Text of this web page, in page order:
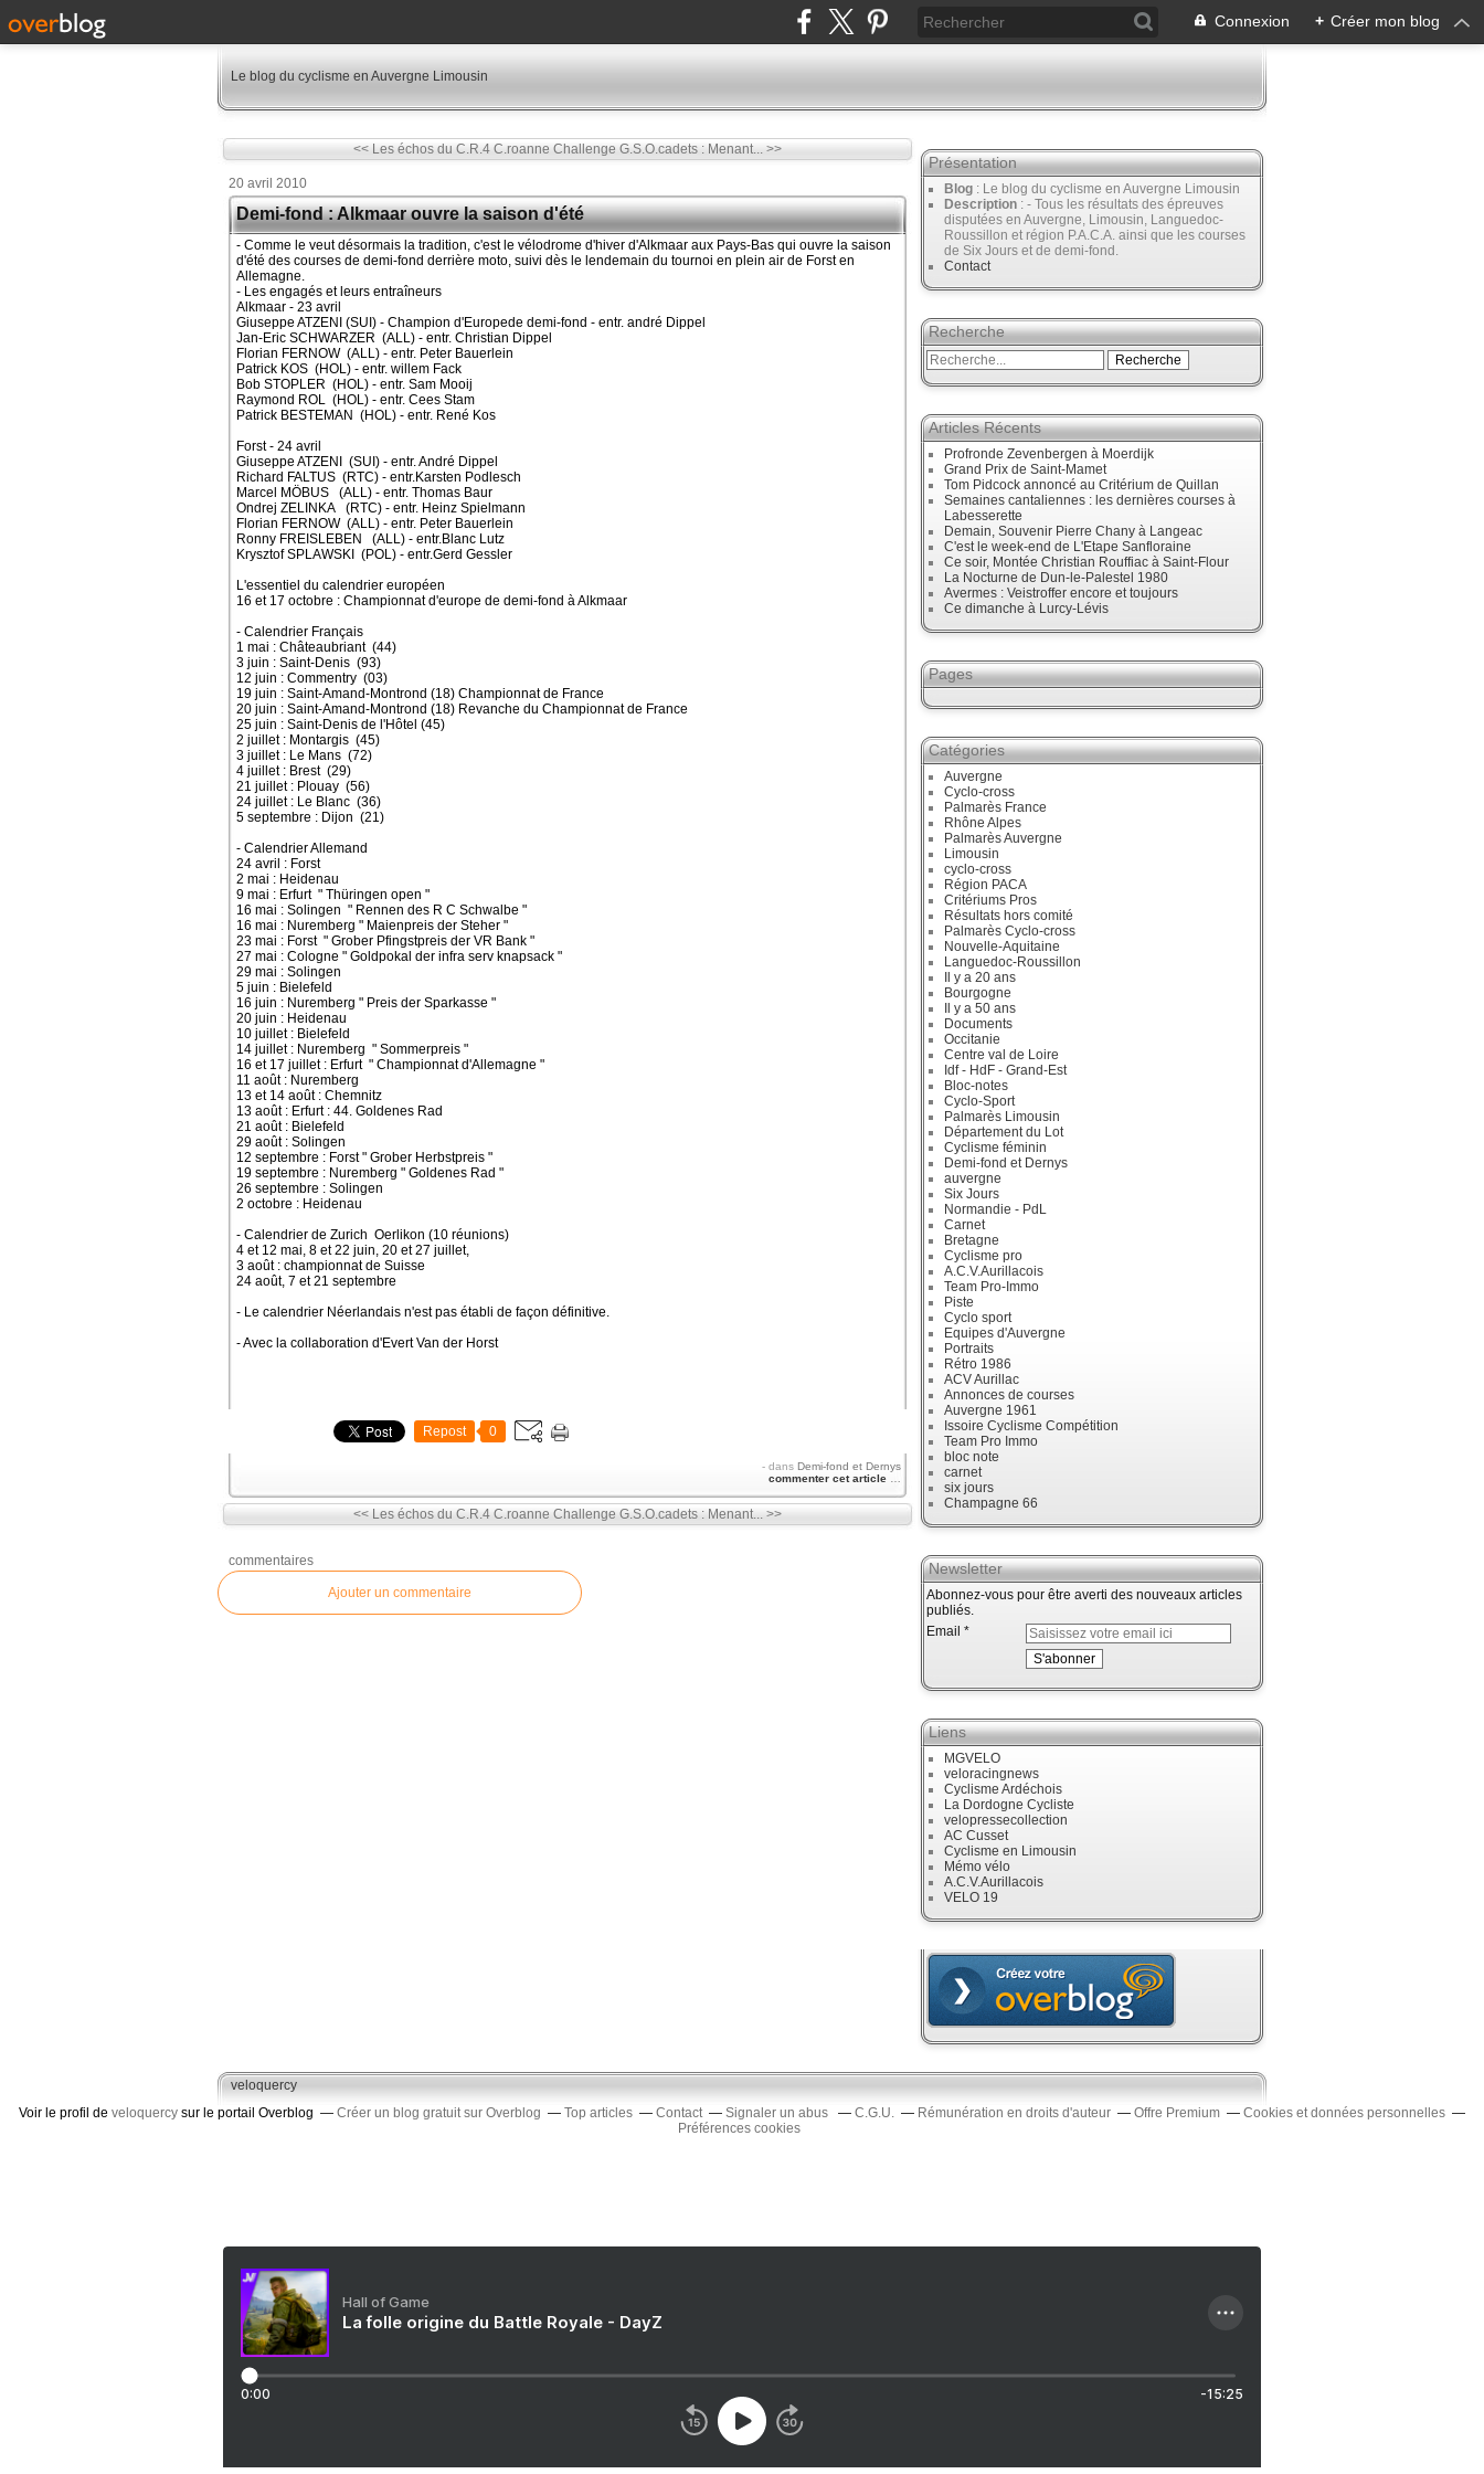
Connexion + Créer mon blog
Le blog du cyclisme en Auvergne Limousin
<< Les échos du C.R.4 C.roanne Challenge G.S.O.cadets : Menant... >>
20 avril 2010
Demi-fond : Alkmaar ouvre la saison d'été
- Comme le veut désormais la tradition, c'est le vélodrome d'hiver d'Alkmaar aux Pays-Bas qui ouvre la saison
d'été des courses de demi-fond derrière moto, suivi dès le lendemain du tournoi en plein air de Forst en
Allemagne.
- Les engagés et leurs entraîneurs
Alkmaar - 23 avril
Giuseppe ATZENI (SUI) - Champion d'Europede demi-fond - entr. andré Dippel
Jan-Eric SCHWARZER (ALL) - entr. Christian Dippel
Florian FERNOW (ALL) - entr. Peter Bauerlein
Patrick KOS (HOL) - entr. willem Fack
Bob STOPLER (HOL) - entr. Sam Mooij
Raymond ROL (HOL) - entr. Cees Stam
Patrick BESTEMAN (HOL) - entr. René Kos
Forst - 24 avril
Giuseppe ATZENI (SUI) - entr. André Dippel
Richard FALTUS (RTC) - entr.Karsten Podlesch
Marcel MÖBUS (ALL) - entr. Thomas Baur
Ondrej ZELINKA (RTC) - entr. Heinz Spielmann
Florian FERNOW (ALL) - entr. Peter Bauerlein
Ronny FREISLEBEN (ALL) - entr.Blanc Lutz
Krysztof SPLAWSKI (POL) - entr.Gerd Gessler
L'essentiel du calendrier européen
16 et 17 octobre : Championnat d'europe de demi-fond à Alkmaar
- Calendrier Français
1 mai : Châteaubriant (44)
3 juin : Saint-Denis (93)
12 juin : Commentry (03)
19 juin : Saint-Amand-Montrond (18) Championnat de France
20 juin : Saint-Amand-Montrond (18) Revanche du Championnat de France
25 juin : Saint-Denis de l'Hôtel (45)
2 juillet : Montargis (45)
3 juillet : Le Mans (72)
4 juillet : Brest (29)
21 juillet : Plouay (56)
24 juillet : Le Blanc (36)
5 septembre : Dijon (21)
- Calendrier Allemand
24 avril : Forst
2 mai : Heidenau
9 mai : Erfurt " Thüringen open "
16 mai : Solingen " Rennen des R C Schwalbe "
16 mai : Nuremberg " Maienpreis der Steher "
23 mai : Forst " Grober Pfingstpreis der VR Bank "
27 mai : Cologne " Goldpokal der infra serv knapsack "
29 mai : Solingen
5 juin : Bielefeld
16 juin : Nuremberg " Preis der Sparkasse "
20 juin : Heidenau
10 juillet : Bielefeld
14 juillet : Nuremberg " Sommerpreis "
16 et 17 juillet : Erfurt " Championnat d'Allemagne "
11 août : Nuremberg
13 et 14 août : Chemnitz
13 août : Erfurt : 44. Goldenes Rad
21 août : Bielefeld
29 août : Solingen
12 septembre : Forst " Grober Herbstpreis "
19 septembre : Nuremberg " Goldenes Rad "
26 septembre : Solingen
2 octobre : Heidenau
- Calendrier de Zurich Oerlikon (10 réunions)
4 et 12 mai, 8 et 22 juin, 20 et 27 juillet,
3 août : championnat de Suisse
24 août, 7 et 21 septembre
- Le calendrier Néerlandais n'est pas établi de façon définitive.
- Avec la collaboration d'Evert Van der Horst
Repost 0
- dans Demi-fond et Dernys
commenter cet article
<< Les échos du C.R.4 C.roanne Challenge G.S.O.cadets : Menant... >>
commentaires
Ajouter un commentaire
Présentation
Blog : Le blog du cyclisme en Auvergne Limousin
Description : - Tous les résultats des épreuves
disputées en Auvergne, Limousin, Languedoc-
Roussillon et région P.A.C.A. ainsi que les courses
de Six Jours et de demi-fond.
Contact
Recherche
Articles Récents
Profronde Zevenbergen à Moerdijk
Grand Prix de Saint-Mamet
Tom Pidcock annoncé au Critérium de Quillan
Semaines cantaliennes : les dernières courses à
Labesserette
Demain, Souvenir Pierre Chany à Langeac
C'est le week-end de L'Etape Sanfloraine
Ce soir, Montée Christian Rouffiac à Saint-Flour
La Nocturne de Dun-le-Palestel 1980
Avermes : Veistroffer encore et toujours
Ce dimanche à Lurcy-Lévis
Pages
Catégories
Auvergne
Cyclo-cross
Palmarès France
Rhône Alpes
Palmarès Auvergne
Limousin
cyclo-cross
Région PACA
Critériums Pros
Résultats hors comité
Palmarès Cyclo-cross
Nouvelle-Aquitaine
Languedoc-Roussillon
Il y a 20 ans
Bourgogne
Il y a 50 ans
Documents
Occitanie
Centre val de Loire
Idf - HdF - Grand-Est
Bloc-notes
Cyclo-Sport
Palmarès Limousin
Département du Lot
Cyclisme féminin
Demi-fond et Dernys
auvergne
Six Jours
Normandie - PdL
Carnet
Bretagne
Cyclisme pro
A.C.V.Aurillacois
Team Pro-Immo
Piste
Cyclo sport
Equipes d'Auvergne
Portraits
Rétro 1986
ACV Aurillac
Annonces de courses
Auvergne 1961
Issoire Cyclisme Compétition
Team Pro Immo
bloc note
carnet
six jours
Champagne 66
Newsletter
Abonnez-vous pour être averti des nouveaux articles
publiés.
Email
Liens
MGVELO
veloracingnews
Cyclisme Ardéchois
La Dordogne Cycliste
velopressecollection
AC Cusset
Cyclisme en Limousin
Mémo vélo
A.C.V.Aurillacois
VELO 19
veloquercy
Voir le profil de veloquercy sur le portail Overblog Créer un blog gratuit sur Overblog Top articles Contact Signaler un abus C.G.U. Rémunération en droits d'auteur Offre Premium
Cookies et données personnelles
Préférences cookies
Hall of Game
La folle origine du Battle Royale - DayZ
0:00 -15:25